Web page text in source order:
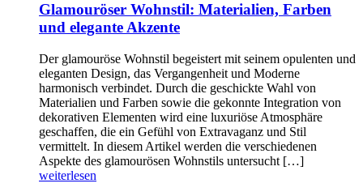
Glamouröser Wohnstil: Materialien, Farben
und elegante Akzente
Der glamouröse Wohnstil begeistert mit seinem opulenten und
eleganten Design, das Vergangenheit und Moderne
harmonisch verbindet. Durch die geschickte Wahl von
Materialien und Farben sowie die gekonnte Integration von
dekorativen Elementen wird eine luxuriöse Atmosphäre
geschaffen, die ein Gefühl von Extravaganz und Stil
vermittelt. In diesem Artikel werden die verschiedenen
Aspekte des glamourösen Wohnstils untersucht […]
weiterlesen